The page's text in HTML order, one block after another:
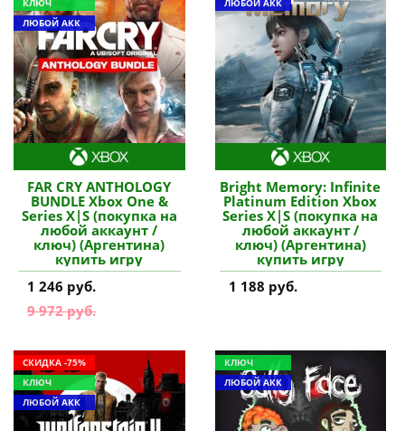
КЛЮЧ
ЛЮБОЙ АКК
FAR CRY ANTHOLOGY
BUNDLE Xbox One &
Series X|S (покупка на
любой аккаунт /
ключ) (Аргентина)
купить игру
1 246 руб.
9 972 руб.
ЛЮБОЙ АКК
Bright Memory: Infinite
Platinum Edition Xbox
Series X|S (покупка на
любой аккаунт /
ключ) (Аргентина)
купить игру
1 188 руб.
СКИДКА -75%
КЛЮЧ
ЛЮБОЙ АКК
КЛЮЧ
ЛЮБОЙ АКК